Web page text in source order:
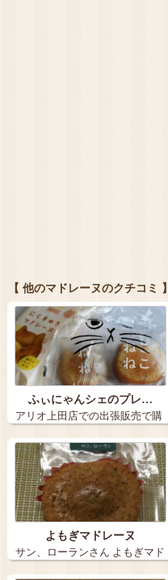
【 他のマドレーヌのクチコミ 】
ふぃにゃんシェのプレ…
アリオ上田店での出張販売で購
入しました。…
よもぎマドレーヌ
サン、ローランさん よもぎマド
レーヌ …